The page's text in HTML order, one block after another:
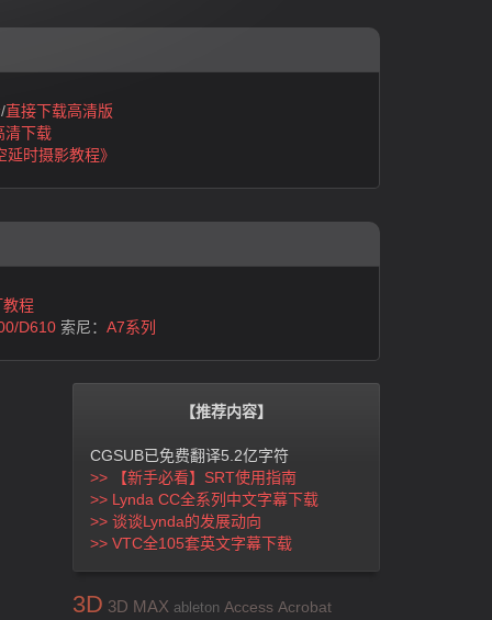
/直接下载高清版
清下载
延时摄影教程》
程
D610索尼： A7系列
【推荐内容】
CGSUB已免费翻译5.2亿字符
>> 【新手必看】SRT使用指南
>> Lynda CC全系列中文字幕下载
>> 谈谈Lynda的发展动向
>> VTC全105套英文字幕下载
3D 3D MAX ableton Access Acrobat